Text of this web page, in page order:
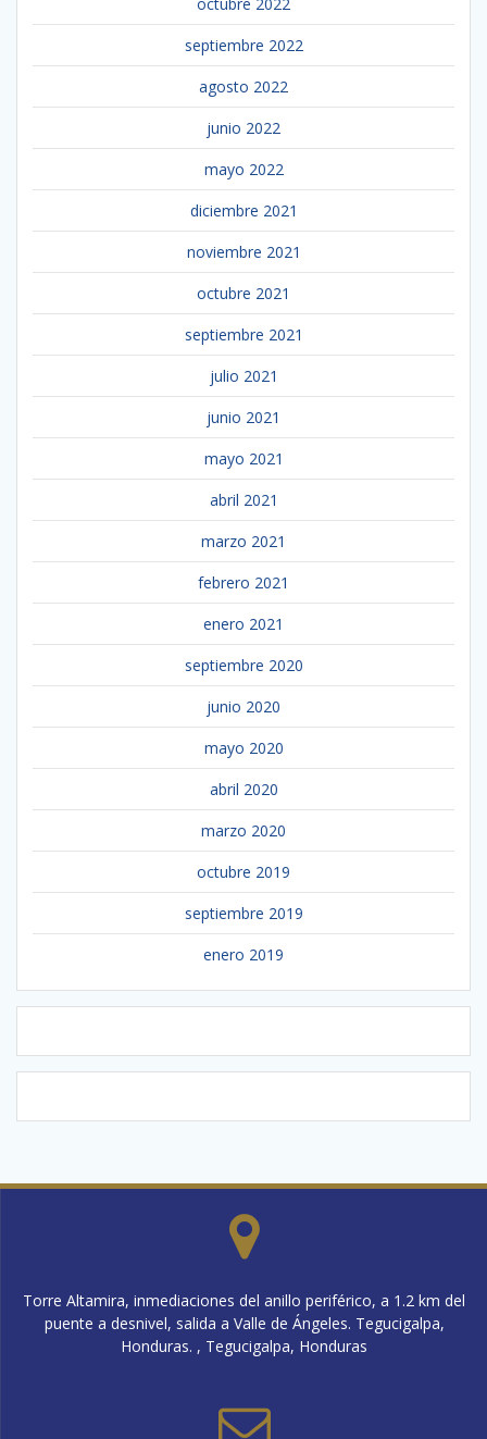
septiembre 2022
agosto 2022
junio 2022
mayo 2022
diciembre 2021
noviembre 2021
octubre 2021
septiembre 2021
julio 2021
junio 2021
mayo 2021
abril 2021
marzo 2021
febrero 2021
enero 2021
septiembre 2020
junio 2020
mayo 2020
abril 2020
marzo 2020
octubre 2019
septiembre 2019
enero 2019
Torre Altamira, inmediaciones del anillo periférico, a 1.2 km del
puente a desnivel, salida a Valle de Ángeles. Tegucigalpa,
Honduras. , Tegucigalpa, Honduras